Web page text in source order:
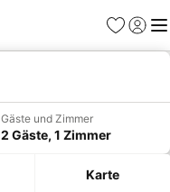
Favoriten
Gäste und Zimmer
2 Gäste, 1 Zimmer
Karte